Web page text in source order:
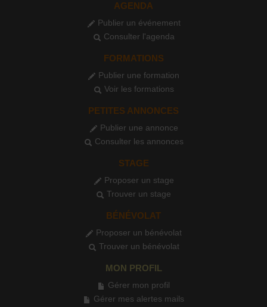
AGENDA
Publier un événement
Consulter l'agenda
FORMATIONS
Publier une formation
Voir les formations
PETITES ANNONCES
Publier une annonce
Consulter les annonces
STAGE
Proposer un stage
Trouver un stage
BÉNÉVOLAT
Proposer un bénévolat
Trouver un bénévolat
MON PROFIL
Gérer mon profil
Gérer mes alertes mails